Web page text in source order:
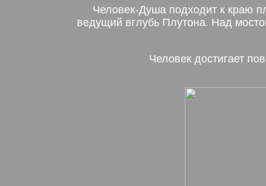
Человек-Душа подходит к краю
ведущий вглубь Плутона. Над
Человек достигает